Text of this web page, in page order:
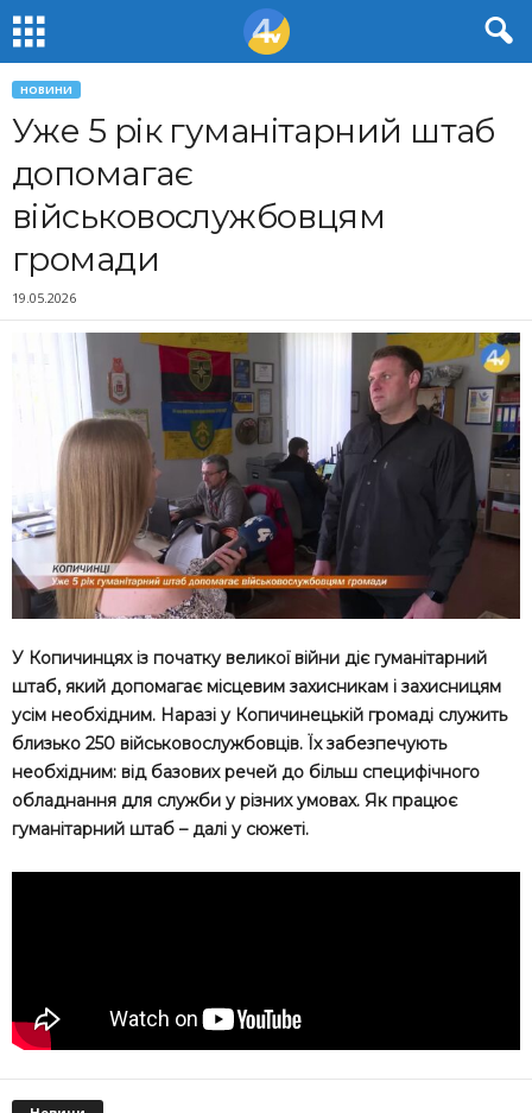
НОВИНИ
Уже 5 рік гуманітарний штаб
допомагає
військовослужбовцям
громади
19.05.2026
У Копичинцях із початку великої війни діє гуманітарний
штаб, який допомагає місцевим захисникам і захисницям
усім необхідним. Наразі у Копичинецькій громаді служить
близько 250 військовослужбовців. Їх забезпечують
необхідним: від базових речей до більш специфічного
обладнання для служби у різних умовах. Як працює
гуманітарний штаб – далі у сюжеті.